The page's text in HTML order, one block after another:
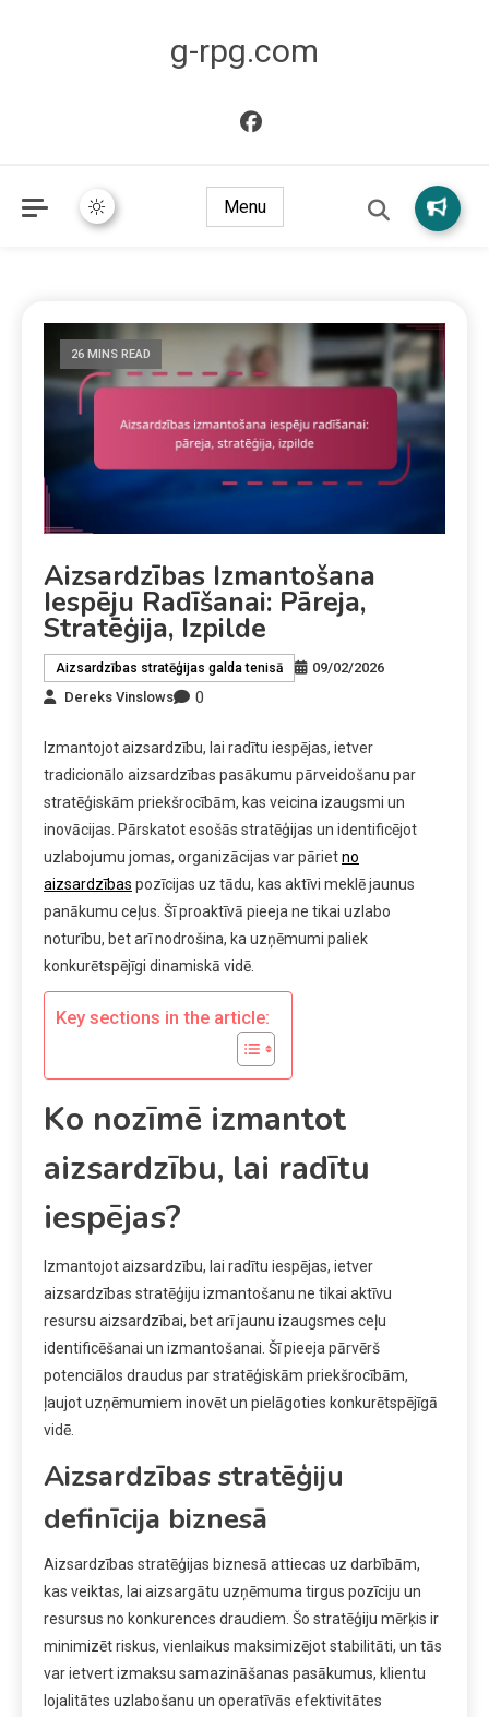
g-rpg.com
Menu
26 MINS READ
Aizsardzības Izmantošana
Iespēju Radīšanai: Pāreja,
Stratēģija, Izpilde
Aizsardzības stratēģijas galda tenisā
09/02/2026
Dereks Vinslows
0
Izmantojot aizsardzību, lai radītu iespējas, ietver
tradicionālo aizsardzības pasākumu pārveidošanu par
stratēģiskām priekšrocībām, kas veicina izaugsmi un
inovācijas. Pārskatot esošās stratēģijas un identificējot
uzlabojumu jomas, organizācijas var pārietno
aizsardzības pozīcijas uz tādu, kas aktīvi meklē jaunus
panākumu ceļus. Šī proaktīvā pieeja ne tikai uzlabo
noturību, bet arī nodrošina, ka uzņēmumi paliek
konkurētspējīgi dinamiskā vidē.
Key sections in the article:
Ko nozīmē izmantot
aizsardzību, lai radītu
iespējas?
Izmantojot aizsardzību, lai radītu iespējas, ietver
aizsardzības stratēģiju izmantošanu ne tikai aktīvu
resursu aizsardzībai, bet arī jaunu izaugsmes ceļu
identificēšanai un izmantošanai. Šī pieeja pārvērš
potenciālos draudus par stratēģiskām priekšrocībām,
ļaujot uzņēmumiem inovēt un pielāgoties konkurētspējīgā
vidē.
Aizsardzības stratēģiju
definīcija biznesā
Aizsardzības stratēģijas biznesā attiecas uz darbībām,
kas veiktas, lai aizsargātu uzņēmuma tirgus pozīciju un
resursus no konkurences draudiem. Šo stratēģiju mērķis ir
minimizēt riskus, vienlaikus maksimizējot stabilitāti, un tās
var ietvert izmaksu samazināšanas pasākumus, klientu
lojalitātes uzlabošanu un operatīvās efektivitātes